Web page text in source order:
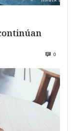
continúan
0